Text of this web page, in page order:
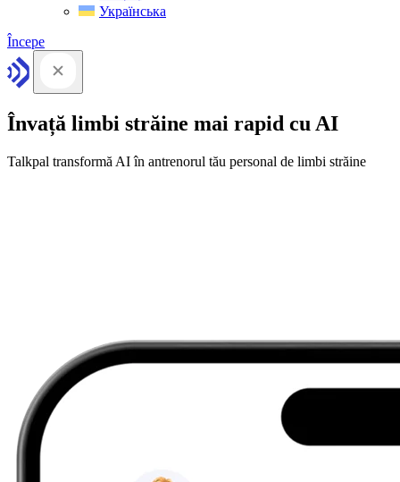
Українська
Începe
Învață limbi străine mai rapid cu AI
Talkpal transformă AI în antrenorul tău personal de limbi străine